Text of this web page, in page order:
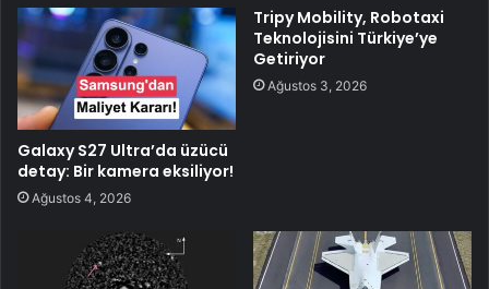
Galaxy S27 Ultra’da üzücü
detay: Bir kamera eksiliyor!
Ağustos 4, 2026
Tripy Mobility, Robotaxi
Teknolojisini Türkiye’ye
Getiriyor
Ağustos 3, 2026